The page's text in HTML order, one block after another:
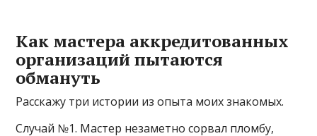
Как мастера аккредитованных
организаций пытаются
обмануть
Расскажу три истории из опыта моих знакомых.
Случай №1. Мастер незаметно сорвал пломбу,